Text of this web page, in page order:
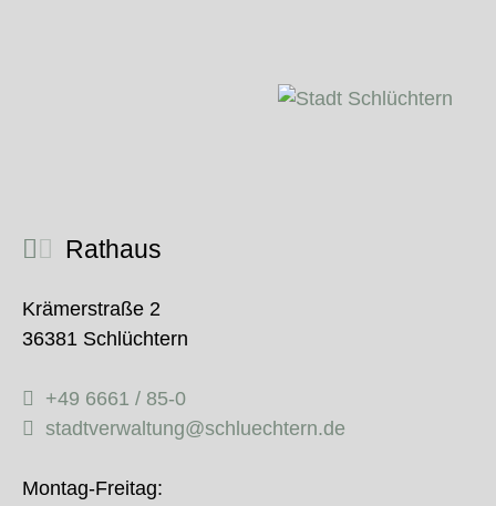
Rathaus
Krämerstraße 2
36381 Schlüchtern
+49 6661 / 85-0
stadtverwaltung@schluechtern.de
Montag-Freitag: